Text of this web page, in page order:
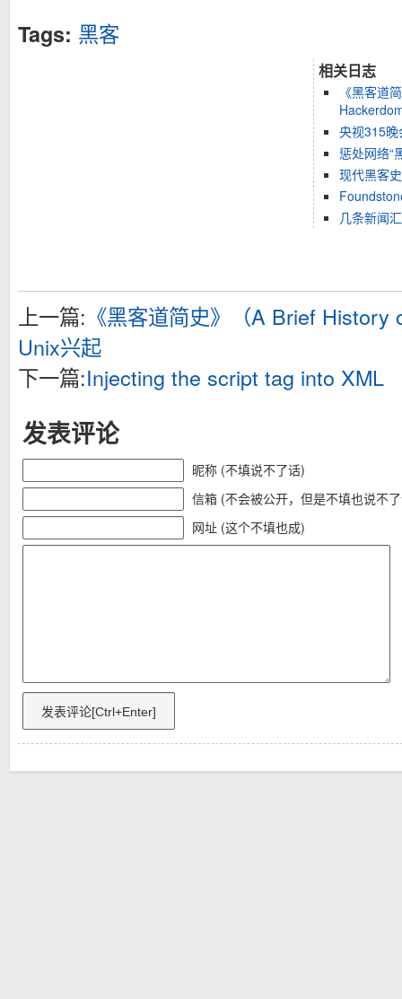
Tags: 黑客
相关日志
《黑客道
央视315
惩处网络“
现代黑客史
几条新闻
上一篇: 《黑客道简史》（A Brief
Unix兴起
下一篇:Injecting the script tag into XML
发表评论
昵称 (不填说不了话)
信箱 (不会被公开，但是不填也说不
网址 (这个不填也成)